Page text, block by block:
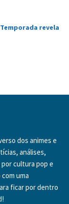
revela
dos animes e
análises,
cultura pop e
uma
ficar por dentro